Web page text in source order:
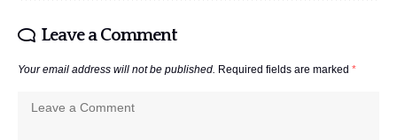
Leave a Comment
Your email address will not be published. Required fields are marked *